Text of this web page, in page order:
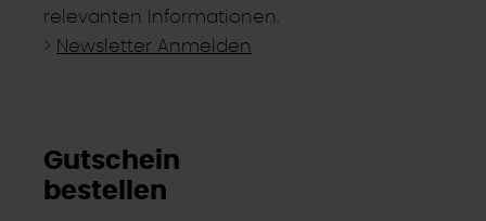
relevanten Informationen.
> Newsletter Anmelden
Gutschein
bestellen